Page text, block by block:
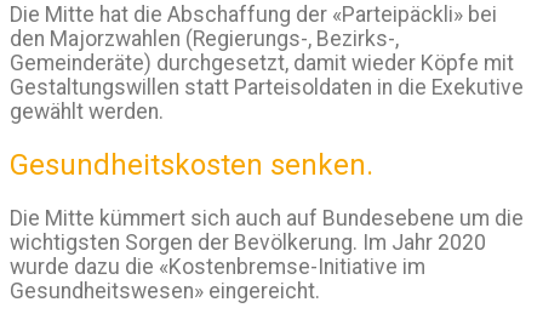
Die Mitte hat die Abschaffung der «Parteipäckli» bei
den Majorzwahlen (Regierungs-, Bezirks-,
Gemeinderäte) durchgesetzt, damit wieder Köpfe mit
Gestaltungswillen statt Parteisoldaten in die Exekutive
gewählt werden.
Gesundheitskosten senken.
Die Mitte kümmert sich auch auf Bundesebene um die
wichtigsten Sorgen der Bevölkerung. Im Jahr 2020
wurde dazu die «Kostenbremse-Initiative im
Gesundheitswesen» eingereicht.